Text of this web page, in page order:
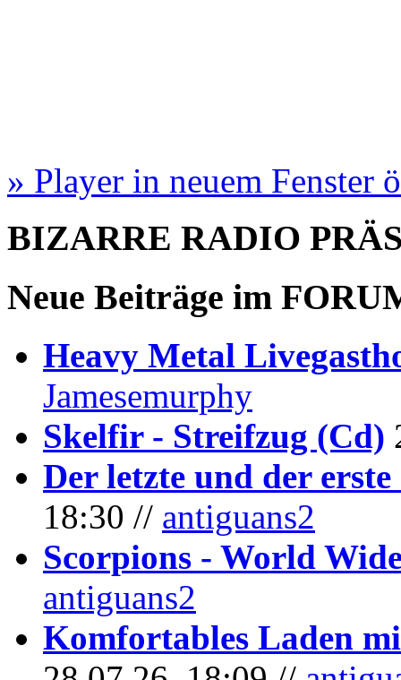
» Player in neuem Fenster
BIZARRE RADIO
Neue Beiträge im
Heavy Metal
Jamesemurphy
Skelfir - Streifzug (Cd)
Der letzte und der erste
18:30 // antiguans2
Scorpions - World
antiguans2
Komfortables Laden